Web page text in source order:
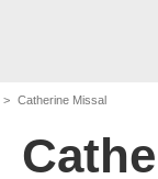
Catherine Missal